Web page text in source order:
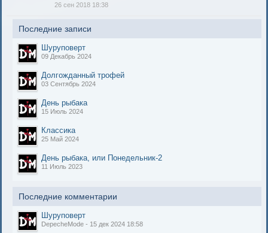
26 сен 2018 18:38
Последние записи
Шуруповерт
09 Декабрь 2024
Долгожданный трофей
03 Сентябрь 2024
День рыбака
15 Июль 2024
Классика
25 Май 2024
День рыбака, или Понедельник-2
11 Июль 2023
Последние комментарии
Шуруповерт
DepecheMode - 15 дек 2024 18:58